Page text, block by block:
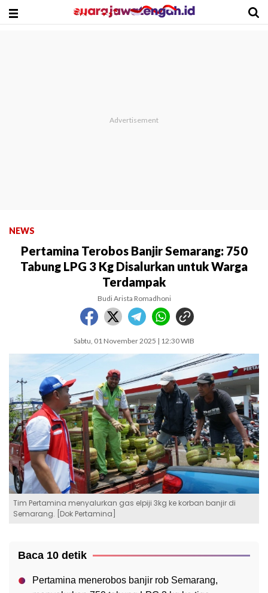
NEWS
Pertamina Terobos Banjir Semarang: 750
Tabung LPG 3 Kg Disalurkan untuk Warga
Terdampak
Budi Arista Romadhoni
Sabtu, 01 November 2025 | 12:30 WIB
Tim Pertamina menyalurkan gas elpiji 3kg ke korban banjir di
Semarang. [Dok Pertamina]
Baca 10 detik
Pertamina menerobos banjir rob Semarang,